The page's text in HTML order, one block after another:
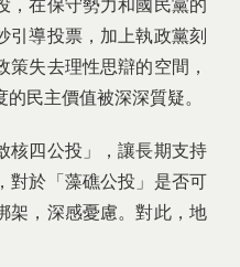
，在保守勢力和國民黨的
引導投票，加上執政黨刻
失去理性思辯的空間，
民主價值被深深質疑。
核四公投」，讓長期支持
對於「藻礁公投」是否可
架，深感憂慮。對此，地